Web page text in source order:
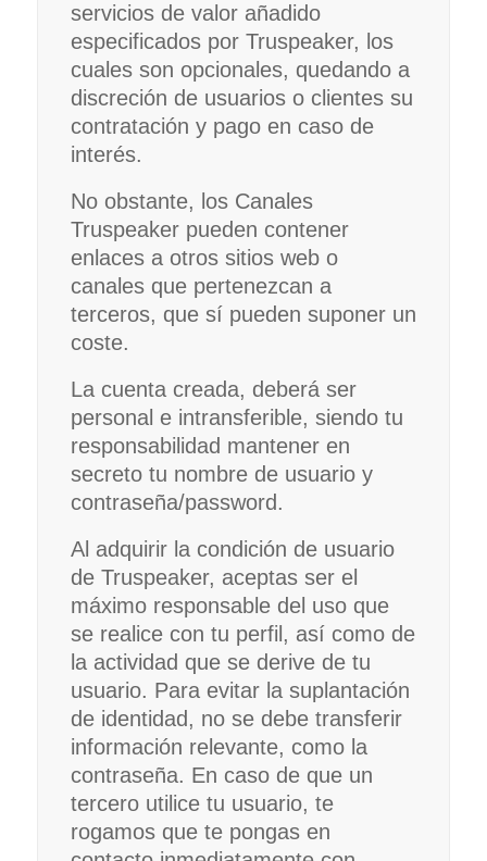
servicios de valor añadido
especificados por Truspeaker, los
cuales son opcionales, quedando a
discreción de usuarios o clientes su
contratación y pago en caso de
interés.
No obstante, los Canales
Truspeaker pueden contener
enlaces a otros sitios web o
canales que pertenezcan a
terceros, que sí pueden suponer un
coste.
La cuenta creada, deberá ser
personal e intransferible, siendo tu
responsabilidad mantener en
secreto tu nombre de usuario y
contraseña/password.
Al adquirir la condición de usuario
de Truspeaker, aceptas ser el
máximo responsable del uso que
se realice con tu perfil, así como de
la actividad que se derive de tu
usuario. Para evitar la suplantación
de identidad, no se debe transferir
información relevante, como la
contraseña. En caso de que un
tercero utilice tu usuario, te
rogamos que te pongas en